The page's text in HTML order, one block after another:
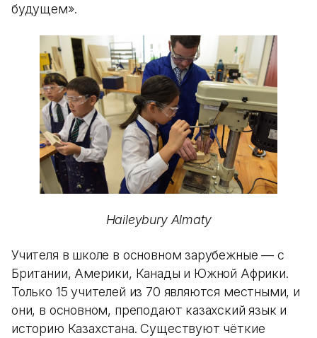
будущем».
Haileybury Almaty
Учителя в школе в основном зарубежные — с
Британии, Америки, Канады и Южной Африки.
Только 15 учителей из 70 являются местными, и
они, в основном, преподают казахский язык и
историю Казахстана. Существуют чёткие